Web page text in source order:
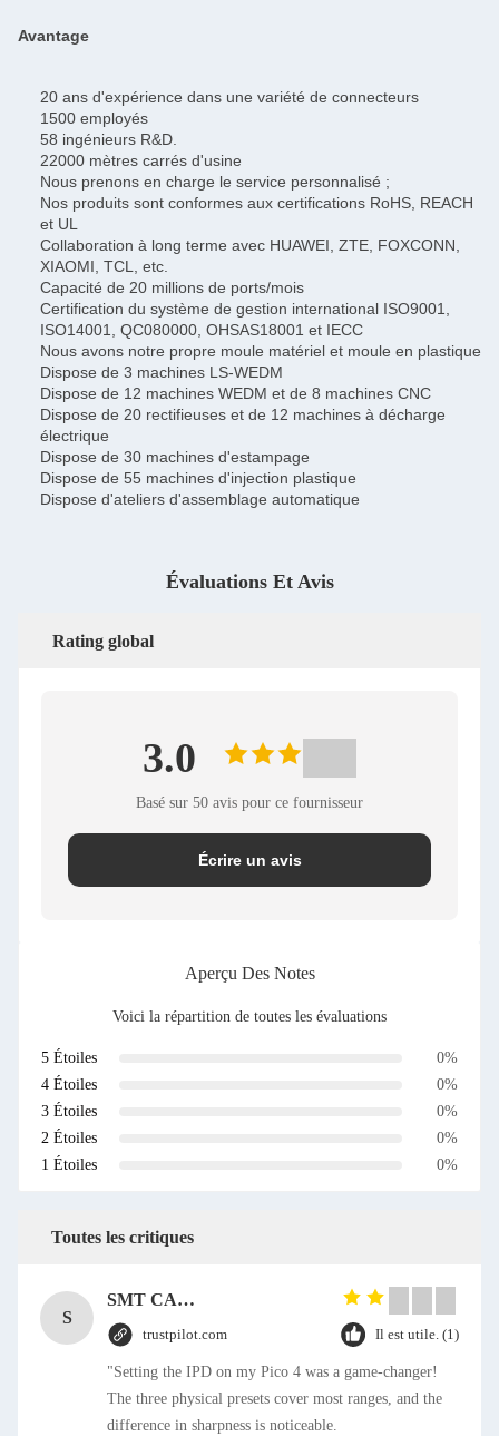
Avantage
20 ans d'expérience dans une variété de connecteurs
1500 employés
58 ingénieurs R&D.
22000 mètres carrés d'usine
Nous prenons en charge le service personnalisé ;
Nos produits sont conformes aux certifications RoHS, REACH
et UL
Collaboration à long terme avec HUAWEI, ZTE, FOXCONN,
XIAOMI, TCL, etc.
Capacité de 20 millions de ports/mois
Certification du système de gestion international ISO9001,
ISO14001, QC080000, OHSAS18001 et IECC
Nous avons notre propre moule matériel et moule en plastique
Dispose de 3 machines LS-WEDM
Dispose de 12 machines WEDM et de 8 machines CNC
Dispose de 20 rectifieuses et de 12 machines à décharge
électrique
Dispose de 30 machines d'estampage
Dispose de 55 machines d'injection plastique
Dispose d'ateliers d'assemblage automatique
Évaluations Et Avis
Rating global
3.0
Basé sur 50 avis pour ce fournisseur
Écrire un avis
Aperçu Des Notes
Voici la répartition de toutes les évaluations
5 Étoiles
0%
4 Étoiles
0%
3 Étoiles
0%
2 Étoiles
0%
1 Étoiles
0%
Toutes les critiques
S
SMT CAP Type Box Header Connector 1.27mm Pitch Gold Flash Contact Plating
trustpilot.com Il est utile. (1)
"Setting the IPD on my Pico 4 was a game-changer!
The three physical presets cover most ranges, and the
difference in sharpness is noticeable.